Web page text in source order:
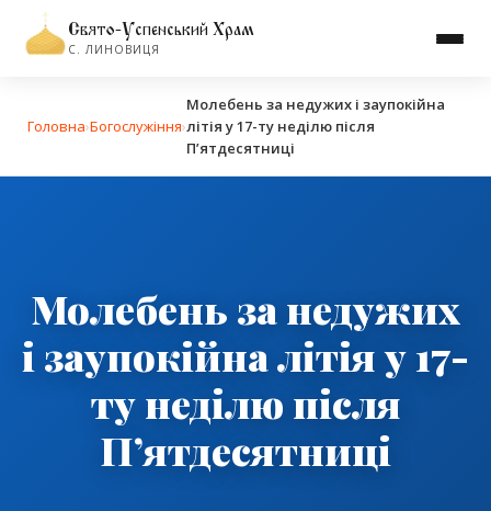
Свято-Успенський Храм
С. ЛИНОВИЦЯ
Головна›Богослужіння›
Молебень за недужих і заупокійна
літія у 17-ту неділю після
П’ятдесятниці
Молебень за недужих
і заупокійна літія у 17-
ту неділю після
П’ятдесятниці